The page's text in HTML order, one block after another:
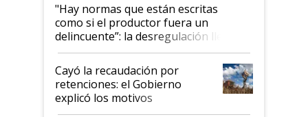
"Hay normas que están escritas
como si el productor fuera un
delincuente”: la desregulación llegó
al Congreso Aapresid y hasta se
habló del financiamiento al IPCVA
Cayó la recaudación por
retenciones: el Gobierno
explicó los motivos